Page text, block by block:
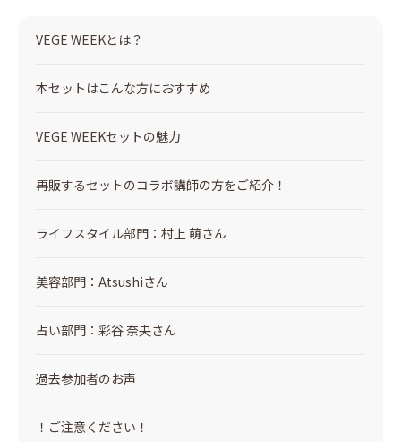
VEGE WEEKとは？
本セットはこんな方におすすめ
VEGE WEEKセットの魅力
再販するセットのコラボ講師の方をご紹介！
ライフスタイル部門：村上 萌さん
美容部門：Atsushiさん
占い部門：彩谷 奈央さん
過去参加者のお声
！ご注意ください！